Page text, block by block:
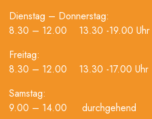
Dienstag – Donnerstag:
8.30 – 12.00 13.30 -19.00 Uhr
Freitag:
8.30 – 12.00 13.30 -17.00 Uhr
Samstag:
9.00 – 14.00 durchgehend